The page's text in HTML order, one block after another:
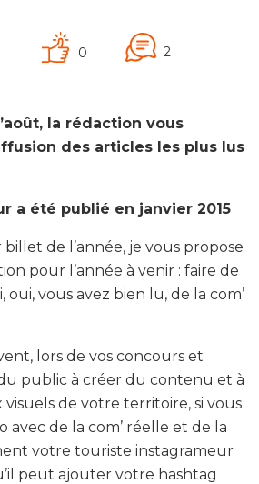
0 2
la rédaction vous
des articles les plus lus
a été publié en janvier 2015
de l’année, je vous propose
pour l’année à venir : faire de
oui, vous avez bien lu, de la com’
lors de vos concours et
public à créer du contenu et à
de votre territoire, si vous
avec de la com’ réelle et de la
votre touriste instagrameur
peut ajouter votre hashtag